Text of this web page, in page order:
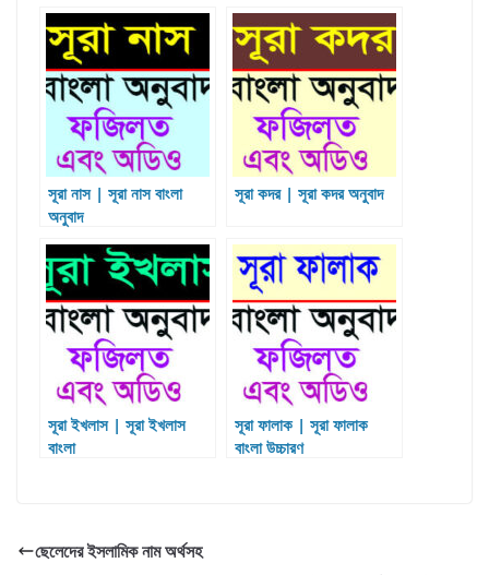
সূরা নাস | সূরা নাস বাংলা
অনুবাদ
সূরা কদর | সূরা কদর অনুবাদ
সূরা ইখলাস | সূরা ইখলাস
বাংলা
সূরা ফালাক | সূরা ফালাক
বাংলা উচ্চারণ
ছেলেদের ইসলামিক নাম অর্থসহ